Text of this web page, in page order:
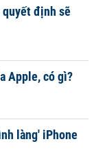
quyết định sẽ
Apple, có gì?
làng' iPhone